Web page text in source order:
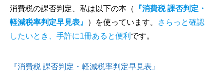
消費税の課否判定、私は以下の本（
『消費税 課否判定・
軽減税率判定早見表』
）を使っています。
さらっと確認
したいとき、手許に1冊あると便利 です。
『消費税 課否判定・軽減税率判定早見表』